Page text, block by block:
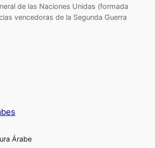
de las Naciones Unidas (formada
vencedoras de la Segunda Guerra
Árabe